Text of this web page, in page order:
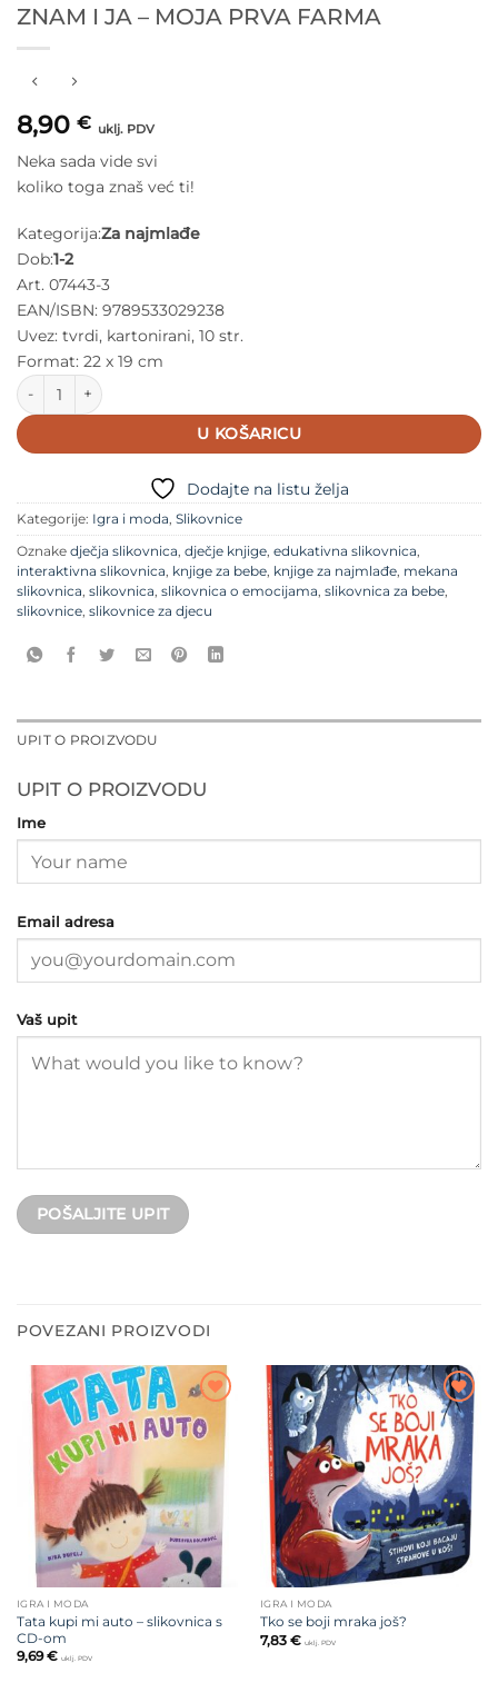
ZNAM I JA – MOJA PRVA FARMA
8,90 € uklj. PDV
Neka sada vide svi
koliko toga znaš već ti!
Kategorija:Za najmlađe
Dob:1-2
Art. 07443-3
EAN/ISBN: 9789533029238
Uvez: tvrdi, kartonirani, 10 str.
Format: 22 x 19 cm
Znam i ja - Moja prva Farma količina
U KOŠARICU
Dodajte na listu želja
Kategorije: Igra i moda Slikovnice
Oznake dječja slikovnica dječje knjige edukativna slikovnica
interaktivna slikovnica knjige za bebe knjige za najmlađe mekana
slikovnica slikovnica slikovnica o emocijama slikovnica za bebe
slikovnice slikovnice za djecu
UPIT O PROIZVODU
UPIT O PROIZVODU
Ime
Email adresa
Vaš upit
POVEZANI PROIZVODI
Dodajte
na listu
želja
IGRA I MODA
Tata kupi mi auto – slikovnica s
CD-om
9,69€ uklj. PDV
Dodajte
na listu
želja
IGRA I MODA
Tko se boji mraka još?
7,83 € uklj. PDV